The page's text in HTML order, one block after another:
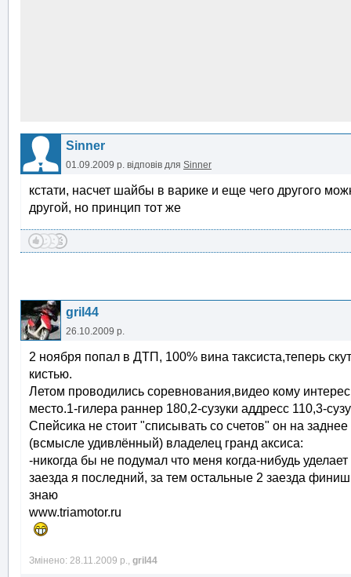
Sinner
01.09.2009 р. відповів для Sinner
кстати, насчет шайбы в варике и еще чего другого
другой, но принцип тот же
gril44
26.10.2009 р.
2 ноября попал в ДТП, 100% вина таксиста,теперь
кистью.
Летом проводились соревнования,видео кому
место.1-гилера раннер 180,2-сузуки аддресс 110,3-
Спейсика не стоит "списывать со счетов" он на
(всмысле удивлённый) владелец гранд аксиса:
-никогда бы не подумал что меня когда-нибудь
заезда я последний, за тем остальные 2 заезда
знаю
www.triamotor.ru
Змінено: 28.11.2009 р., gril44